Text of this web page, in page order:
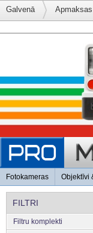
Galvenā
Fotokameras Objektīvi
FILTRI
Filtru komplekti